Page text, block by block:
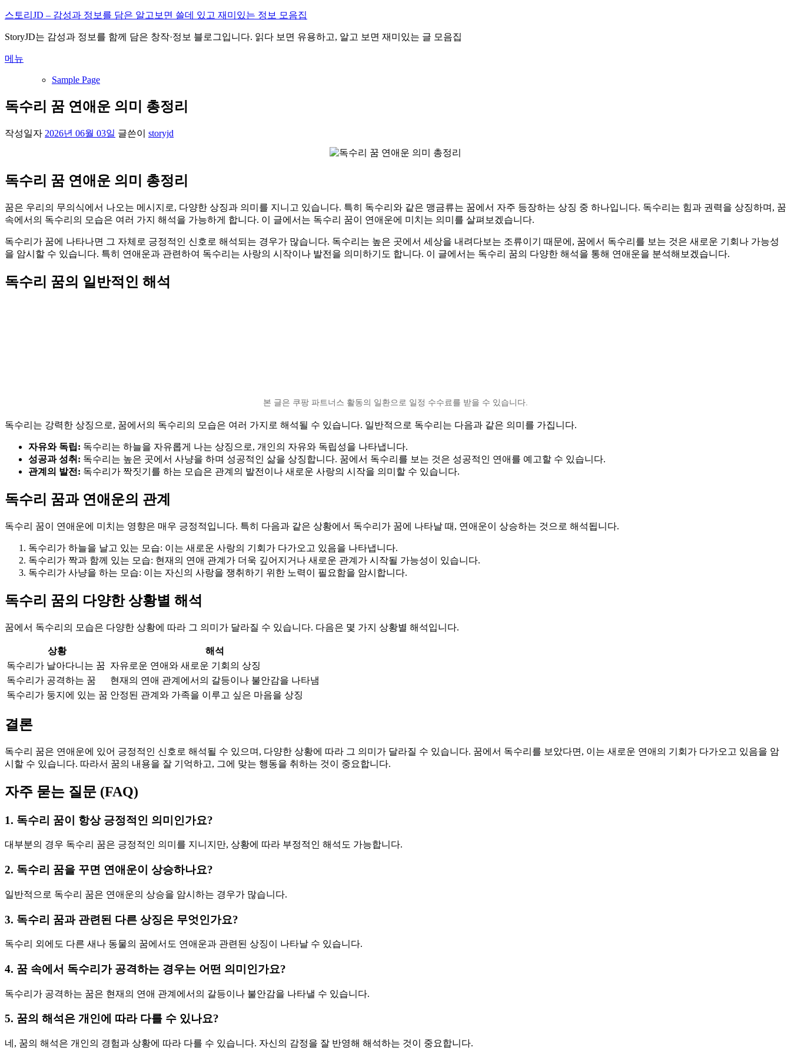
내
으
바
기
스토리JD – 감성과 정보를 담은 알고보면 쓸데 있고 재미있는 정보 모음집
StoryJD는 감성과 정보를 함께 담은 창작·정보 블로그입니다. 읽다 보면 유용하고, 알고 보면 재미있는 글 모음집
메뉴
Sample Page
독수리 꿈 연애운 의미 총정리
작성일자 2026년 06월 03일 글쓴이 storyjd
독수리 꿈 연애운 의미 총정리
꿈은 우리의 무의식에서 나오는 메시지로, 다양한 상징과 의미를 지니고 있습니다. 특히 독수리와 같은 맹금류는 꿈에서 자주 등장하는 상징 중 하나입니다. 독수리는 힘과 권력을 상징하며, 꿈
속에서의 독수리의 모습은 여러 가지 해석을 가능하게 합니다. 이 글에서는 독수리 꿈이 연애운에 미치는 의미를 살펴보겠습니다.
독수리가 꿈에 나타나면 그 자체로 긍정적인 신호로 해석되는 경우가 많습니다. 독수리는 높은 곳에서 세상을 내려다보는 조류이기 때문에, 꿈에서 독수리를 보는 것은 새로운 기회나 가능성
을 암시할 수 있습니다. 특히 연애운과 관련하여 독수리는 사랑의 시작이나 발전을 의미하기도 합니다. 이 글에서는 독수리 꿈의 다양한 해석을 통해 연애운을 분석해보겠습니다.
독수리 꿈의 일반적인 해석
본 글은 쿠팡 파트너스 활동의 일환으로 일정 수수료를 받을 수 있습니다.
독수리는 강력한 상징으로, 꿈에서의 독수리의 모습은 여러 가지로 해석될 수 있습니다. 일반적으로 독수리는 다음과 같은 의미를 가집니다.
자유와 독립: 독수리는 하늘을 자유롭게 나는 상징으로, 개인의 자유와 독립성을 나타냅니다.
성공과 성취: 독수리는 높은 곳에서 사냥을 하며 성공적인 삶을 상징합니다. 꿈에서 독수리를 보는 것은 성공적인 연애를 예고할 수 있습니다.
관계의 발전: 독수리가 짝짓기를 하는 모습은 관계의 발전이나 새로운 사랑의 시작을 의미할 수 있습니다.
독수리 꿈과 연애운의 관계
독수리 꿈이 연애운에 미치는 영향은 매우 긍정적입니다. 특히 다음과 같은 상황에서 독수리가 꿈에 나타날 때, 연애운이 상승하는 것으로 해석됩니다.
독수리가 하늘을 날고 있는 모습: 이는 새로운 사랑의 기회가 다가오고 있음을 나타냅니다.
독수리가 짝과 함께 있는 모습: 현재의 연애 관계가 더욱 깊어지거나 새로운 관계가 시작될 가능성이 있습니다.
독수리가 사냥을 하는 모습: 이는 자신의 사랑을 쟁취하기 위한 노력이 필요함을 암시합니다.
독수리 꿈의 다양한 상황별 해석
꿈에서 독수리의 모습은 다양한 상황에 따라 그 의미가 달라질 수 있습니다. 다음은 몇 가지 상황별 해석입니다.
상황
해석
독수리가 날아다니는 꿈 자유로운 연애와 새로운 기회의 상징
독수리가 공격하는 꿈
현재의 연애 관계에서의 갈등이나 불안감을 나타냄
독수리가 둥지에 있는 꿈 안정된 관계와 가족을 이루고 싶은 마음을 상징
결론
독수리 꿈은 연애운에 있어 긍정적인 신호로 해석될 수 있으며, 다양한 상황에 따라 그 의미가 달라질 수 있습니다. 꿈에서 독수리를 보았다면, 이는 새로운 연애의 기회가 다가오고 있음을 암
시할 수 있습니다. 따라서 꿈의 내용을 잘 기억하고, 그에 맞는 행동을 취하는 것이 중요합니다.
자주 묻는 질문 (FAQ)
1. 독수리 꿈이 항상 긍정적인 의미인가요?
대부분의 경우 독수리 꿈은 긍정적인 의미를 지니지만, 상황에 따라 부정적인 해석도 가능합니다.
2. 독수리 꿈을 꾸면 연애운이 상승하나요?
일반적으로 독수리 꿈은 연애운의 상승을 암시하는 경우가 많습니다.
3. 독수리 꿈과 관련된 다른 상징은 무엇인가요?
독수리 외에도 다른 새나 동물의 꿈에서도 연애운과 관련된 상징이 나타날 수 있습니다.
4. 꿈 속에서 독수리가 공격하는 경우는 어떤 의미인가요?
독수리가 공격하는 꿈은 현재의 연애 관계에서의 갈등이나 불안감을 나타낼 수 있습니다.
5. 꿈의 해석은 개인에 따라 다를 수 있나요?
네, 꿈의 해석은 개인의 경험과 상황에 따라 다를 수 있습니다. 자신의 감정을 잘 반영해 해석하는 것이 중요합니다.